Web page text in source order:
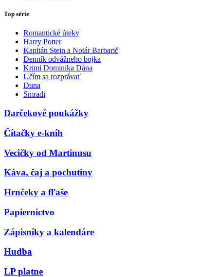
Top série
Romantické úteky
Harry Potter
Kapitán Stein a Notár Barbarič
Denník odvážneho bojka
Krimi Dominika Dána
Učím sa rozprávať
Duna
Smradi
Darčekové poukážky
Čítačky e-kníh
Vecičky od Martinusu
Káva, čaj a pochutiny
Hrnčeky a fľaše
Papiernictvo
Zápisníky a kalendáre
Hudba
LP platne